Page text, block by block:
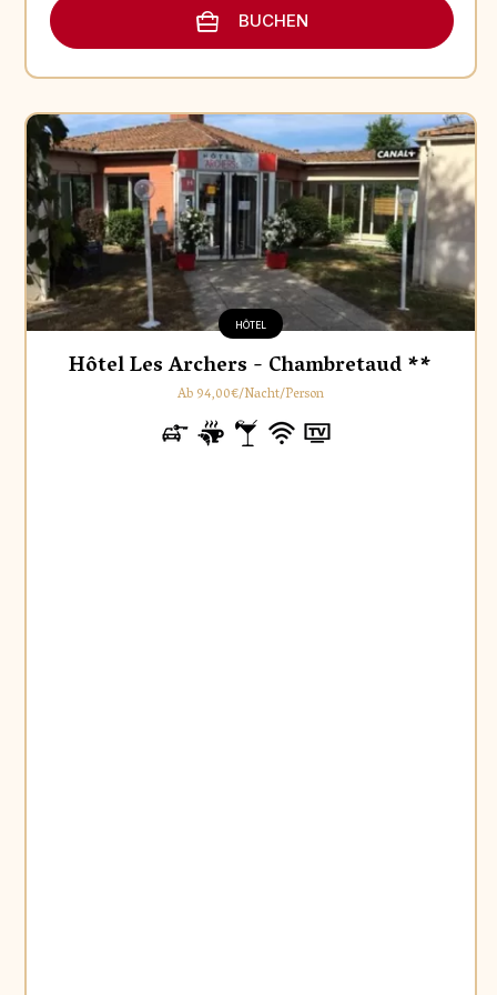
BUCHEN
HÔTEL
Hôtel Les Archers - Chambretaud **
Ab 94,00€/Nacht/Person